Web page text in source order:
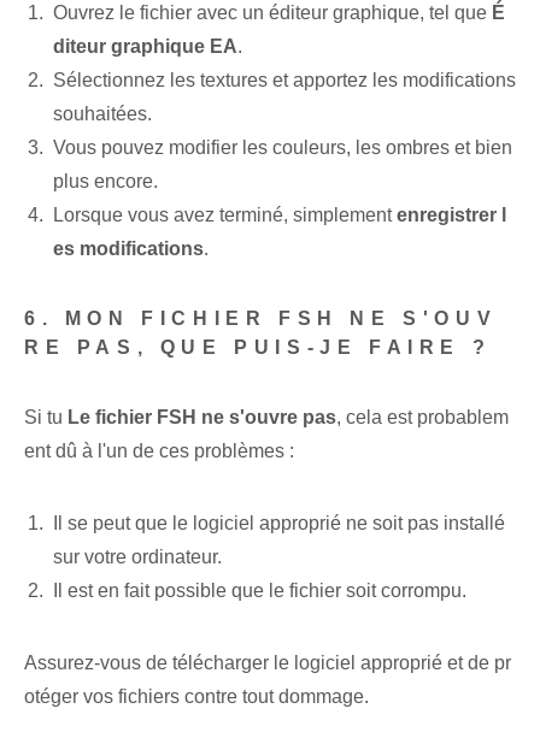
Ouvrez le fichier avec un éditeur graphique, tel que É
diteur graphique EA.
Sélectionnez les textures et apportez les modifications
souhaitées.
Vous pouvez modifier les couleurs, les ombres et bien
plus encore.
Lorsque vous avez terminé, simplementenregistrer ⁣l
es ⁤modifications.
6. MON FICHIER FSH NE S'OUV
RE PAS, QUE PUIS-JE FAIRE ?
Si tu Le fichier FSH ne s'ouvre pas, cela est probablem
ent dû à l'un de ces problèmes :
Il se peut que le logiciel approprié ne soit pas installé
sur votre ordinateur.
Il est en fait possible que le fichier⁢ soit corrompu.
Assurez-vous de télécharger le logiciel approprié et de pr
otéger vos fichiers contre tout dommage.